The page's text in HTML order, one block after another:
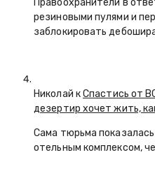
Правоохранители в
резиновыми пулями и
заблокировать
Николай кСпастись от
дезертир хочет жить,
Сама тюрьма
отельным комплексом,